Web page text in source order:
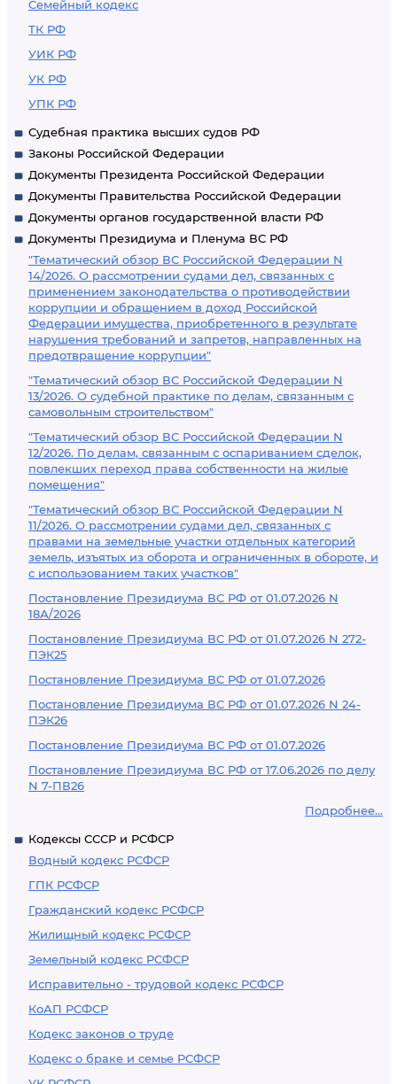
Семейный кодекс
ТК РФ
УИК РФ
УК РФ
УПК РФ
Судебная практика высших судов РФ
Законы Российской Федерации
Документы Президента Российской Федерации
Документы Правительства Российской Федерации
Документы органов государственной власти РФ
Документы Президиума и Пленума ВС РФ
"Тематический обзор ВС Российской Федерации N
14/2026. О рассмотрении судами дел, связанных с
применением законодательства о противодействии
коррупции и обращением в доход Российской
Федерации имущества, приобретенного в результате
нарушения требований и запретов, направленных на
предотвращение коррупции"
"Тематический обзор ВС Российской Федерации N
13/2026. О судебной практике по делам, связанным с
самовольным строительством"
"Тематический обзор ВС Российской Федерации N
12/2026. По делам, связанным с оспариванием сделок,
повлекших переход права собственности на жилые
помещения"
"Тематический обзор ВС Российской Федерации N
11/2026. О рассмотрении судами дел, связанных с
правами на земельные участки отдельных категорий
земель, изъятых из оборота и ограниченных в обороте, и
с использованием таких участков"
Постановление Президиума ВС РФ от 01.07.2026 N
18А/2026
Постановление Президиума ВС РФ от 01.07.2026 N 272-
ПЭК25
Постановление Президиума ВС РФ от 01.07.2026
Постановление Президиума ВС РФ от 01.07.2026 N 24-
ПЭК26
Постановление Президиума ВС РФ от 01.07.2026
Постановление Президиума ВС РФ от 17.06.2026 по делу
N 7-ПВ26
Подробнее...
Кодексы СССР и РСФСР
Водный кодекс РСФСР
ГПК РСФСР
Гражданский кодекс РСФСР
Жилищный кодекс РСФСР
Земельный кодекс РСФСР
Исправительно - трудовой кодекс РСФСР
КоАП РСФСР
Кодекс законов о труде
Кодекс о браке и семье РСФСР